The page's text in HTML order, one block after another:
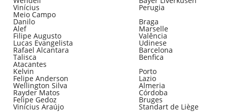
Vinícius Perugia
Meio Campo
Danilo Braga
Alef Marselle
Filipe Augusto Valência
Lucas Evangelista Udinese
Rafael Alcantara Barcelona
Talisca Benfica
Atacantes
Kelvin Porto
Felipe Anderson Lazio
Wellington Silva Almeria
Rayder Matos Córdoba
Felipe Gedoz Bruges
Vinícius Araújo Standart de Liège